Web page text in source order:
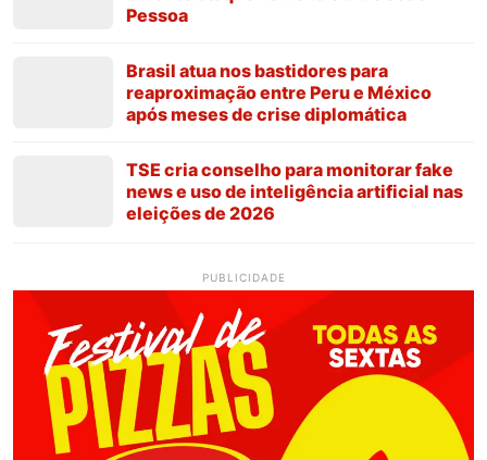
Pessoa
Brasil atua nos bastidores para
reaproximação entre Peru e México
após meses de crise diplomática
TSE cria conselho para monitorar fake
news e uso de inteligência artificial nas
eleições de 2026
PUBLICIDADE